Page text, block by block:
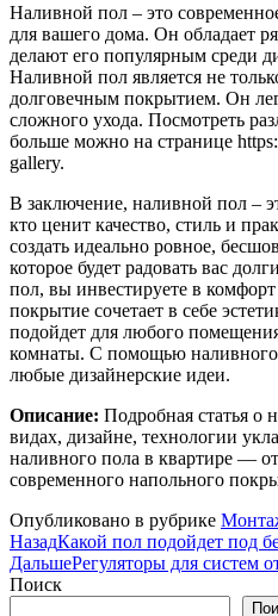
Наливной пол – это
для вашего дома. Он обладает
делают его популярным среди
Наливной пол является не
долговечным покрытием. Он
сложного ухода. Посмотреть
больше можно на странице
gallery.
В заключение, наливной пол –
кто ценит качество, стиль и
создать идеально ровное,
которое будет радовать вас
пол, вы инвестируете в
покрытие сочетает в себе
подойдет для любого
комнаты. С помощью наливного
любые дизайнерские идеи.
Описание: Подробная статья о
видах, дизайне, технологии
наливного пола в квартире —
современного напольного
Опубликовано в рубрике
НазадКакой пол подойдет под
ДальшеРегуляторы для систем
Поиск